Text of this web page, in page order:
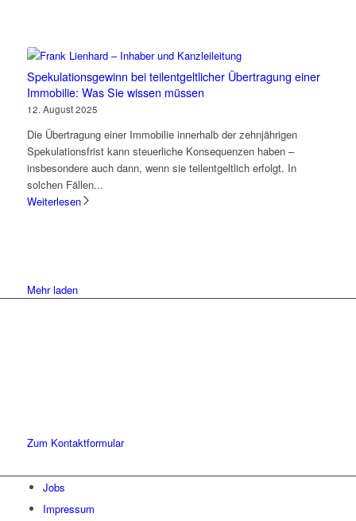
Spekulationsgewinn bei teilentgeltlicher Übertragung einer
Immobilie: Was Sie wissen müssen
12. August 2025
Die Übertragung einer Immobilie innerhalb der zehnjährigen
Spekulationsfrist kann steuerliche Konsequenzen haben –
insbesondere auch dann, wenn sie teilentgeltlich erfolgt. In
solchen Fällen...
Weiterlesen
Mehr laden
Zum Kontaktformular
Jobs
Impressum